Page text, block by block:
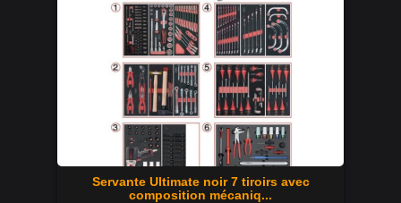
Servante Ultimate noir 7 tiroirs avec
composition mécaniq...